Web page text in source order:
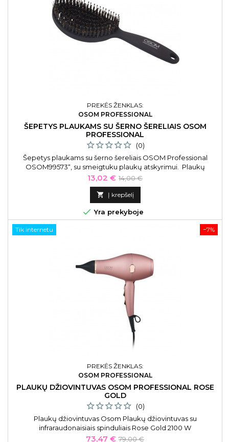
PREKĖS ŽENKLAS:
OSOM PROFESSIONAL
ŠEPETYS PLAUKAMS SU ŠERNO ŠERELIAIS OSOM
PROFESSIONAL
(0)
Šepetys plaukams su šerno šereliais OSOM Professional
OSOM99573“, su smeigtuku plaukų atskyrimui. Plaukų
šepetys šukavimo metu tobulai prisitaiko prie galvos odos ir
švelniai šukuoja plaukus, nedirgindamas galvos odos.
Kaina
13,02 € Bazinė
kaina
14,00 €
 Į krepšelį
 Yra prekyboje
−7%
Tik internetu
PREKĖS ŽENKLAS:
OSOM PROFESSIONAL
PLAUKŲ DŽIOVINTUVAS OSOM PROFESSIONAL ROSE
GOLD
(0)
Plaukų džiovintuvas Osom Plaukų džiovintuvas su
infraraudonaisiais spinduliais Rose Gold 2100 W
Kaina
73,47 € Bazinė
79,00 €